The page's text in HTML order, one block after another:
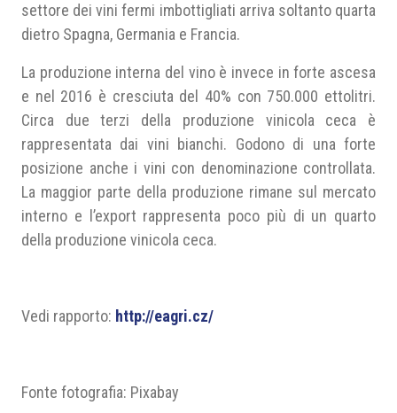
settore dei vini fermi imbottigliati arriva soltanto quarta
dietro Spagna, Germania e Francia.
La produzione interna del vino è invece in forte ascesa
e nel 2016 è cresciuta del 40% con 750.000 ettolitri.
Circa due terzi della produzione vinicola ceca è
rappresentata dai vini bianchi. Godono di una forte
posizione anche i vini con denominazione controllata.
La maggior parte della produzione rimane sul mercato
interno e l’export rappresenta poco più di un quarto
della produzione vinicola ceca.
Vedi rapporto: http://eagri.cz/
Fonte fotografia: Pixabay